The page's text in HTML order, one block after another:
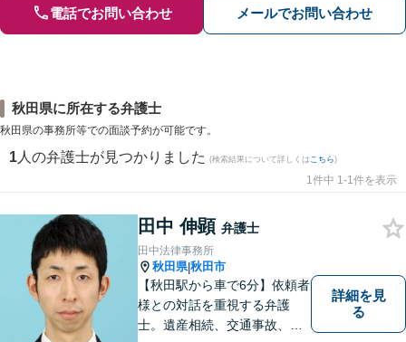
電話でお問い合わせ メールでお問い合わせ
秋田県に所在する弁護士
秋田県の事務所等での面談予約が可能です。
1 人の弁護士が見つかりました (検索結果について詳しくは こちら)
1件中 1-1件を表示
田中 伸顕 弁護士
田中法律事務所
秋田県|秋田市
【秋田駅から車で6分】依頼者
様との対話を重視する弁護
士。遺産相続、交通事故、離
詳細を見
る